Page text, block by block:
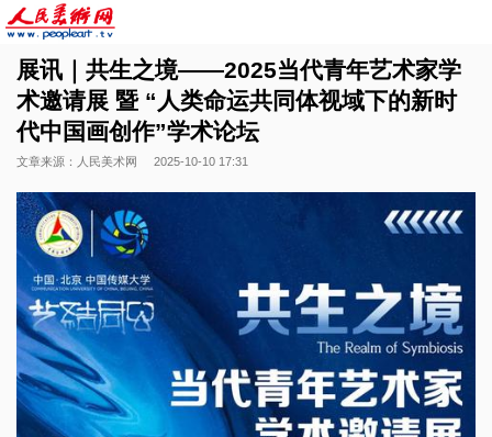
展讯｜共生之境——2025当代青年艺术家学
术邀请展 暨 “人类命运共同体视域下的新时
代中国画创作”学术论坛
文章来源：人民美术网 2025-10-10 17:31